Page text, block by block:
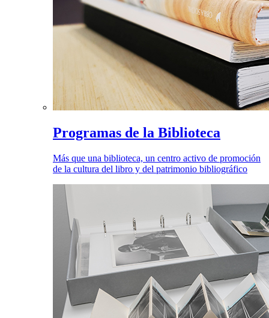
Programas de la Biblioteca
Más que una biblioteca, un centro activo de promoción
de la cultura del libro y del patrimonio bibliográfico